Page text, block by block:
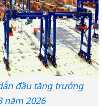
đầu tăng trưởng
năm 2026